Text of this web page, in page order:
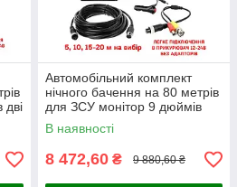
Автомобільний комплект
нічного бачення на 80 метрів
для ЗСУ монітор 9 дюймів
В наявності
8 472,60 ₴ 9 880,60 ₴